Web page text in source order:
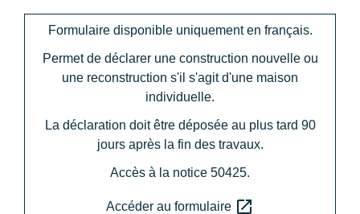
Formulaire disponible uniquement en français.
Permet de déclarer une construction nouvelle ou
une reconstruction s'il s'agit d'une maison
individuelle.
La déclaration doit être déposée au plus tard 90
jours après la fin des travaux.
Accès à la notice 50425.
Accéder au formulaire open_in_new